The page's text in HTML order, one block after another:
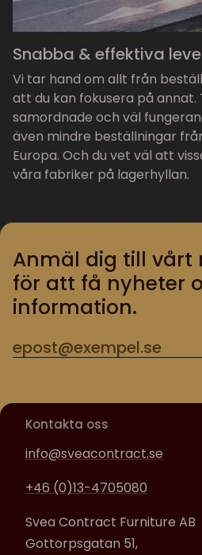
Snabba & effektiva
Vi tar hand om allt från
att du kan fokusera på annat.
samordnade och väl
även mindre beställningar
Europa. Och du vet väl att
våra fabriker på lagerhyllan.
Anmäl dig till vårt
för att få nyheter
information.
Kontakta oss
info@sveacontract.se
+46 (0)13-4705080
Svea Contract Furniture AB
Gottorpsgatan 51,